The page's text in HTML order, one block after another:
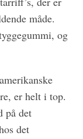
måde.
og
er helt i top.
på det
det